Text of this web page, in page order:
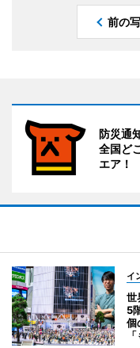
前の
防災通
全国ど
エア！
イ
世
5
個